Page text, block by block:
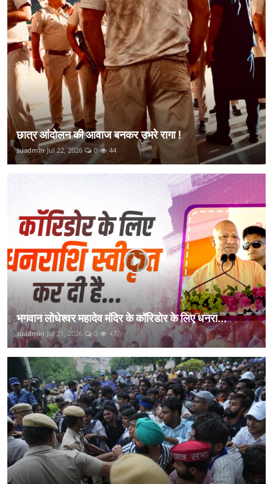
छात्र आंदोलन की आवाज बनकर उभरे रागा !
suadmin Jul 22, 2026 0 44
भगवान लोधेश्वर महादेव मंदिर के कॉरिडोर के लिए धनरा...
suadmin Jul 21, 2026 0 47